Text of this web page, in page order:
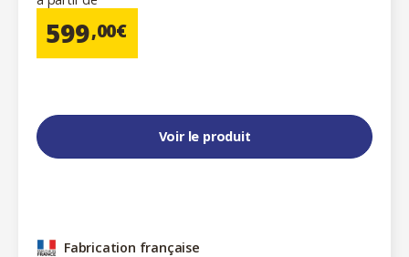
599,00€
Voir le produit
Fabrication française